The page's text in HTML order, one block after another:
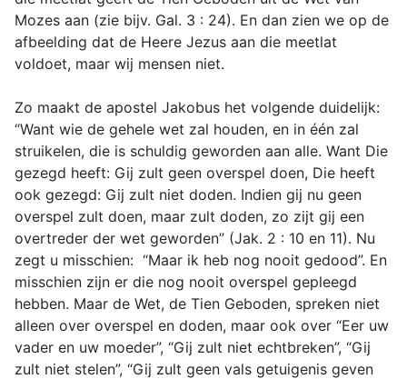
Mozes aan (zie bijv. Gal. 3 : 24). En dan zien we op de
afbeelding dat de Heere Jezus aan die meetlat
voldoet, maar wij mensen niet.
Zo maakt de apostel Jakobus het volgende duidelijk:
“Want wie de gehele wet zal houden, en in één zal
struikelen, die is schuldig geworden aan alle. Want Die
gezegd heeft: Gij zult geen overspel doen, Die heeft
ook gezegd: Gij zult niet doden. Indien gij nu geen
overspel zult doen, maar zult doden, zo zijt gij een
overtreder der wet geworden” (Jak. 2 : 10 en 11). Nu
zegt u misschien: “Maar ik heb nog nooit gedood”. En
misschien zijn er die nog nooit overspel gepleegd
hebben. Maar de Wet, de Tien Geboden, spreken niet
alleen over overspel en doden, maar ook over “Eer uw
vader en uw moeder”, “Gij zult niet echtbreken”, “Gij
zult niet stelen”, “Gij zult geen vals getuigenis geven